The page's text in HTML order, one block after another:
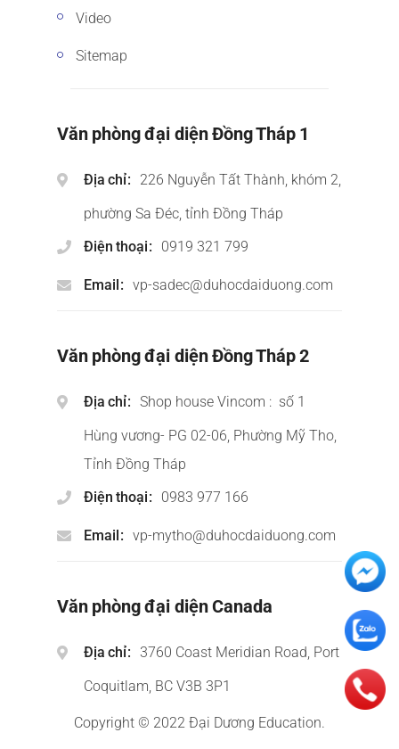
Video
Sitemap
Văn phòng đại diện Đồng Tháp 1
Địa chỉ
226 Nguyễn Tất Thành, khóm 2,
phường Sa Đéc, tỉnh Đồng Tháp
Điện thoại
0919 321 799
Email vp-sadec@duhocdaiduong.com
Văn phòng đại diện Đồng Tháp 2
Địa chỉ
Shop house Vincom : số 1
Hùng vương- PG 02-06, Phường Mỹ Tho,
Tỉnh Đồng Tháp
Điện thoại
0983 977 166
Email vp-mytho@duhocdaiduong.com
Văn phòng đại diện Canada
Địa chỉ
3760 Coast Meridian Road, Port
Coquitlam, BC V3B 3P1
Copyright © 2022 Đại Dương Education.